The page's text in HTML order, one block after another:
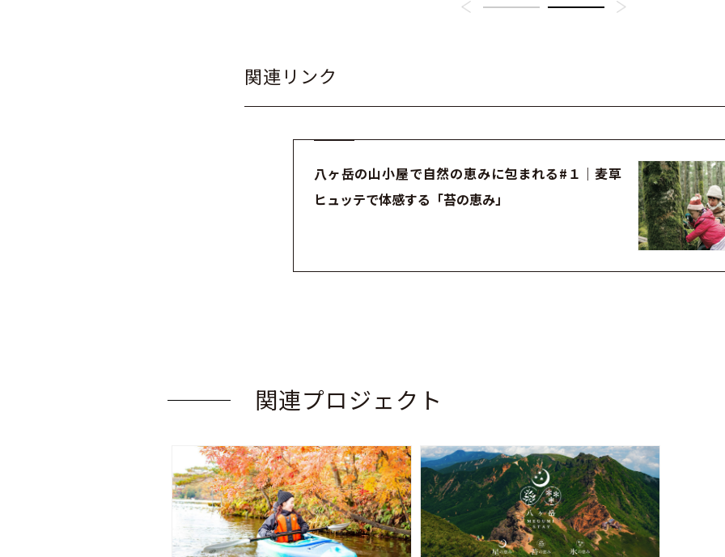
関連リンク
八ヶ岳の山小屋で自然の恵みに包まれる#１｜麦草
ヒュッテで体感する「苔の恵み」
関連プロジェクト